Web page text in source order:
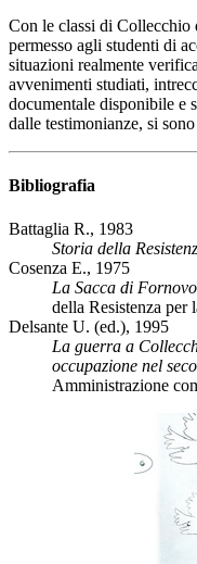
Con le classi di Collecchio
permesso agli studenti di
situazioni realmente
avvenimenti studiati,
documentale disponibile e
dalle testimonianze, si
Bibliografia
Battaglia R., 1983
Storia della
Cosenza E., 1975
La Sacca di
della Resistenza per
Delsante U. (ed.), 1995
La guerra a
occupazione nel
Amministrazione